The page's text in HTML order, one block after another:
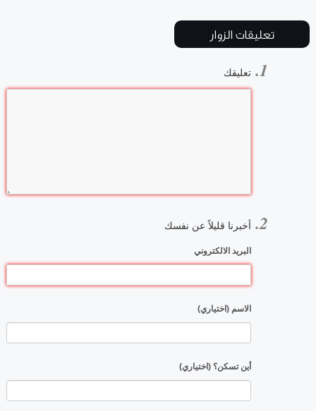
تعليقات الزوار
تعليقك
أخبرنا قليلاً عن نفسك
البريد الالكتروني
الاسم (اختياري)
أين تسكن؟ (اختياري)